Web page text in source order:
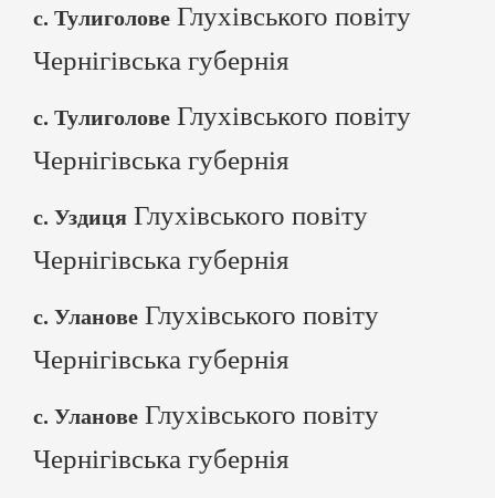
с. Тулиголове Глухівського повіту
Чернігівська губернія
с. Тулиголове Глухівського повіту
Чернігівська губернія
с. Уздиця Глухівського повіту
Чернігівська губернія
с. Уланове Глухівського повіту
Чернігівська губернія
с. Уланове Глухівського повіту
Чернігівська губернія